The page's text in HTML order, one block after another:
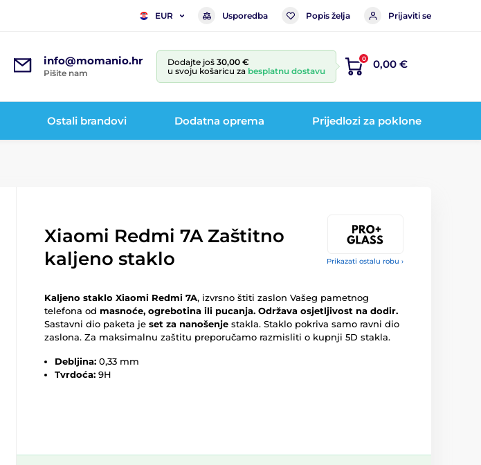
EUR Usporedba Popis želja Prijaviti se
info@momanio.hr
Pišite nam
Dodajte još 30,00 €
u svoju košaricu za besplatnu dostavu
0 0,00 €
Ostali brandovi Dodatna oprema Prijedlozi za poklone
Prikazati ostalu robu ›
Xiaomi Redmi 7A Zaštitno
kaljeno staklo
Kaljeno staklo Xiaomi Redmi 7A, izvrsno štiti zaslon Vašeg pametnog
telefona od masnoće, ogrebotina ili pucanja. Održava osjetljivost na dodir.
Sastavni dio paketa je set za nanošenje stakla. Staklo pokriva samo ravni dio
zaslona. Za maksimalnu zaštitu preporučamo razmisliti o kupnji 5D stakla.
Debljina: 0,33 mm
Tvrdoća: 9H